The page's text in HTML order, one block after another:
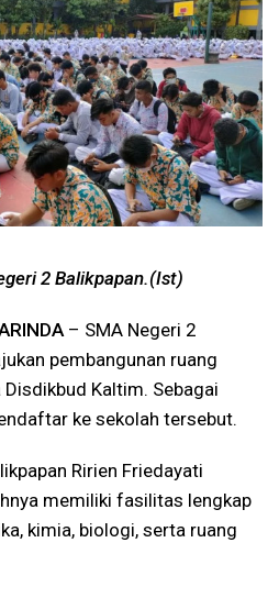
2 Balikpapan.(Ist)
– SMA Negeri 2
pembangunan ruang
Disdikbud Kaltim. Sebagai
ke sekolah tersebut.
Ririen Friedayati
memiliki fasilitas lengkap
kimia, biologi, serta ruang